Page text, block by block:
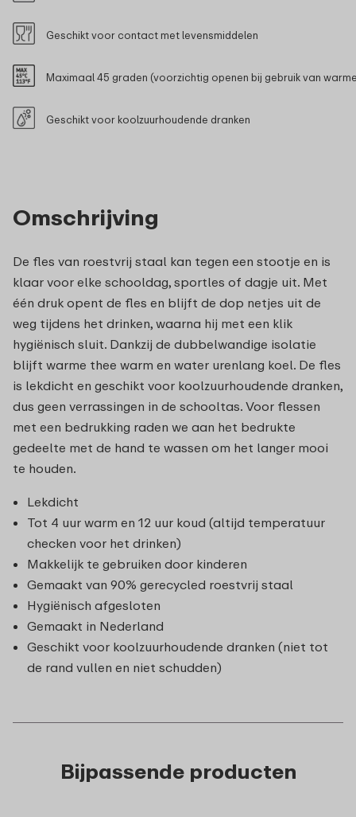
Omschrijving
De fles van roestvrij staal kan tegen een stootje en is
klaar voor elke schooldag, sportles of dagje uit. Met
één druk opent de fles en blijft de dop netjes uit de
weg tijdens het drinken, waarna hij met een klik
hygiënisch sluit. Dankzij de dubbelwandige isolatie
blijft warme thee warm en water urenlang koel. De fles
is lekdicht en geschikt voor koolzuurhoudende dranken,
dus geen verrassingen in de schooltas. Voor flessen
met een bedrukking raden we aan het bedrukte
gedeelte met de hand te wassen om het langer mooi
te houden.
Lekdicht
Tot 4 uur warm en 12 uur koud (altijd temperatuur
checken voor het drinken)
Makkelijk te gebruiken door kinderen
Gemaakt van 90% gerecycled roestvrij staal
Hygiënisch afgesloten
Gemaakt in Nederland
Geschikt voor koolzuurhoudende dranken (niet tot
de rand vullen en niet schudden)
Geschikt voor contact met levensmiddelen
Maximaal 45 graden (voorzichtig openen bij gebruik van
Geschikt voor koolzuurhoudende dranken
Bijpassende producten